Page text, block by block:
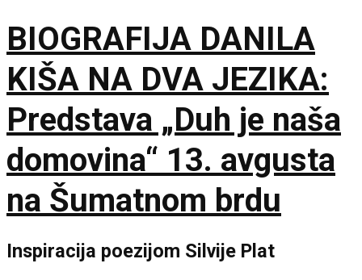
BIOGRAFIJA DANILA
KIŠA NA DVA JEZIKA:
Predstava „Duh je naša
domovina“ 13. avgusta
na Šumatnom brdu
Inspiracija poezijom Silvije Plat